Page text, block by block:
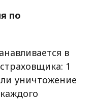
по
в
1
уничтожение